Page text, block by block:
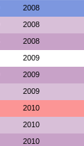
2008
2008
2008
2009
2009
2009
2010
2010
2010